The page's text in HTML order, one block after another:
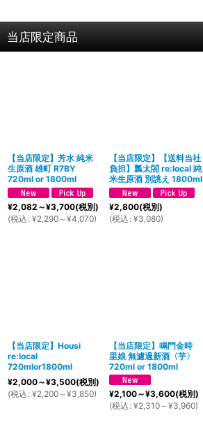
当店限定商品
【当店限定】芳水 純米
生原酒 雄町 R7BY
720ml or 1800ml
¥2,082～¥3,700(税別)
(税込 : ¥2,290～¥4,070)
【当店限定】【送料当社
負担】瓢太閤 re:local 純
米生原酒 別誂え 1800ml
¥2,800(税別)
(税込 : ¥3,080)
【当店限定】Housi
re:local
720mlor1800ml
¥2,000～¥3,500(税別)
(税込 : ¥2,200～¥3,850)
【当店限定】鳴門金時
里娘 無濾過新酒〈芋〉
720ml or 1800ml
¥2,100～¥3,600(税別)
(税込 : ¥2,310～¥3,960)